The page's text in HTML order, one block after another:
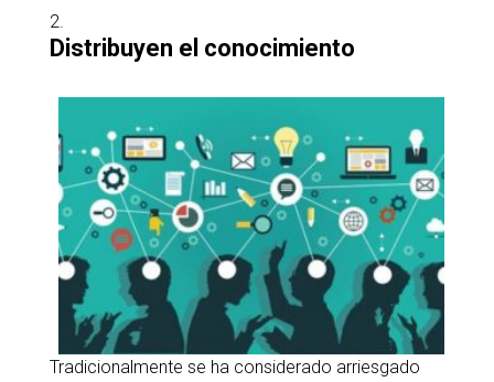
Distribuyen el conocimiento
Tradicionalmente se ha considerado arriesgado